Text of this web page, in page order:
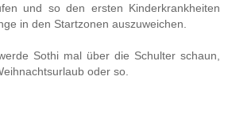
und so den ersten Kinderkrankheiten
in den Startzonen auszuweichen.
Sothi mal über die Schulter schaun,
oder so.